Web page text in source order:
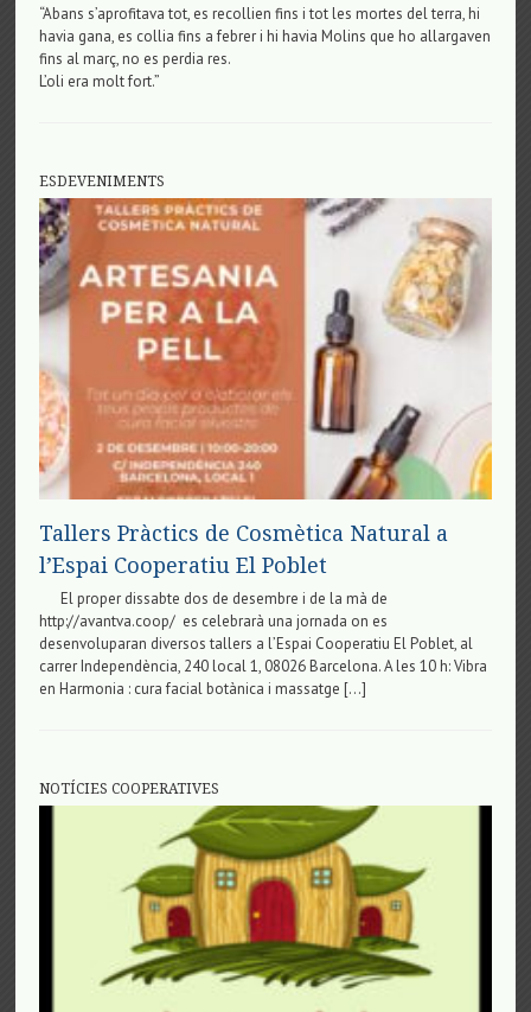
“Abans s’aprofitava tot, es recollien fins i tot les mortes del terra, hi
havia gana, es collia fins a febrer i hi havia Molins que ho allargaven
fins al març, no es perdia res.
L’oli era molt fort.”
ESDEVENIMENTS
Tallers Pràctics de Cosmètica Natural a
l’Espai Cooperatiu El Poblet
El proper dissabte dos de desembre i de la mà de
http://avantva.coop/ es celebrarà una jornada on es
desenvoluparan diversos tallers a l’Espai Cooperatiu El Poblet, al
carrer Independència, 240 local 1, 08026 Barcelona. A les 10 h: Vibra
en Harmonia : cura facial botànica i massatge […]
NOTÍCIES COOPERATIVES